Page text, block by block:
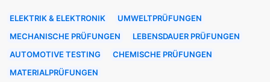
ELEKTRIK & ELEKTRONIK
UMWELTPRÜFUNGEN
MECHANISCHE PRÜFUNGEN
LEBENSDAUER PRÜFUNGEN
AUTOMOTIVE TESTING
CHEMISCHE PRÜFUNGEN
MATERIALPRÜFUNGEN